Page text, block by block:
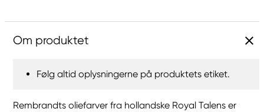
Om produktet
Følg altid oplysningerne på produktets etiket.
Rembrandts oliefarver fra hollandske Royal Talens er